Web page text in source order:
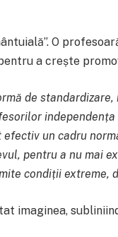
O
a crește
de
un cadru
pentru a nu mai
condiții extreme,
imaginea,